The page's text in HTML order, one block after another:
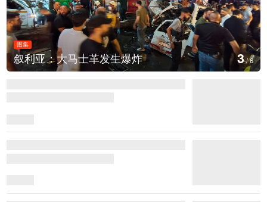
图集
叙利亚：大马士革发生爆炸 3/6